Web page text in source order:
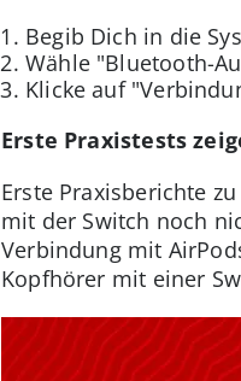
Begib Dich in die
Wähle "Bluetooth-
Klicke auf
Erste Praxistests
Erste Praxisberichte
mit der Switch noch
Verbindung mit
Kopfhörer mit einer